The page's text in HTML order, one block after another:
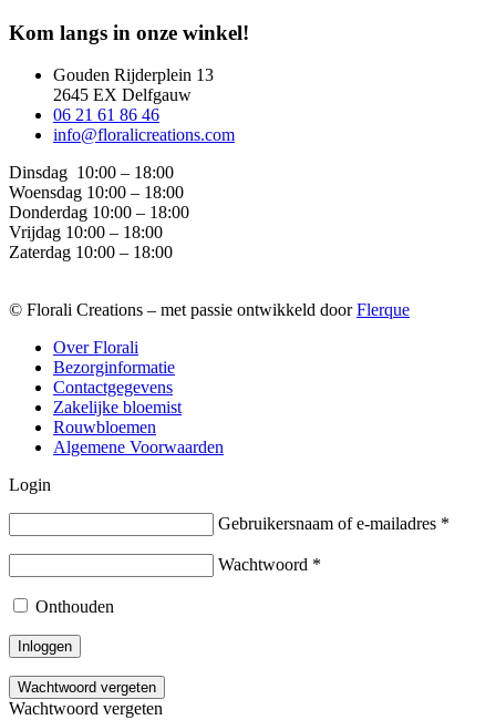
Kom langs in onze winkel!
Gouden Rijderplein 13
2645 EX Delfgauw
06 21 61 86 46
info@floralicreations.com
Dinsdag 10:00 – 18:00
Woensdag 10:00 – 18:00
Donderdag 10:00 – 18:00
Vrijdag 10:00 – 18:00
Zaterdag 10:00 – 18:00
© Florali Creations – met passie ontwikkeld doorFlerque
Over Florali
Bezorginformatie
Contactgegevens
Zakelijke bloemist
Rouwbloemen
Algemene Voorwaarden
Login
Gebruikersnaam of e-mailadres *
Wachtwoord *
Onthouden
Inloggen
Wachtwoord vergeten
Wachtwoord vergeten